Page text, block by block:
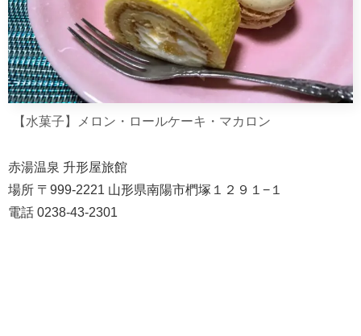
【水菓子】メロン・ロールケーキ・マカロン
赤湯温泉 升形屋旅館
場所 〒999-2221 山形県南陽市椚塚１２９１−１
電話 0238-43-2301